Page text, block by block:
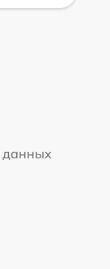
данных